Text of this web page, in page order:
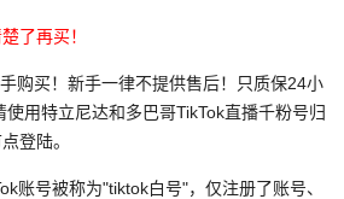
了再买！
购买！新手一律不提供售后！只质保24小
使用特立尼达和多巴哥TikTok直播千粉号归
登陆。
账号被称为"tiktok白号"，仅注册了账号、